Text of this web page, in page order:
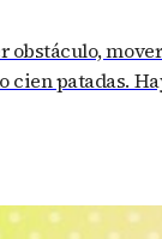
cien patadas.